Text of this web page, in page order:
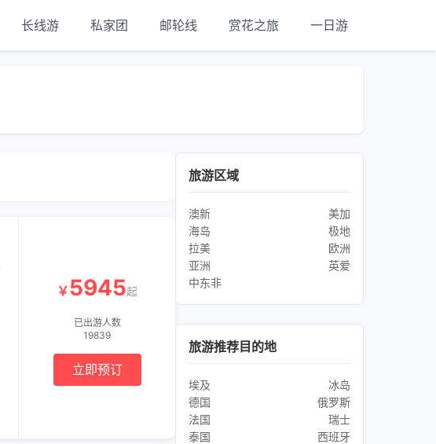
长线游 私家团 邮轮线 赏花之旅 一日游
￥5945起
已出游人数
19839
立即预订
旅游区域
澳新
美加
海岛
极地
拉美
欧洲
亚洲
英爱
中东非
旅游推荐目的地
埃及
冰岛
德国
俄罗斯
法国
瑞士
泰国
西班牙